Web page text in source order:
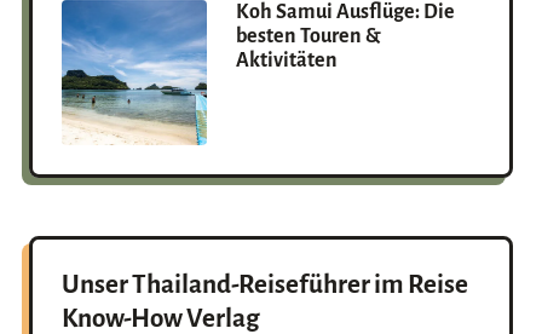
Koh Samui Ausflüge: Die
besten Touren &
Aktivitäten
Unser Thailand-Reiseführer im Reise
Know-How Verlag